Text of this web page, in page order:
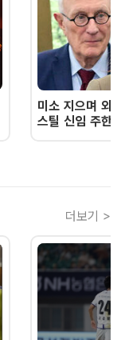
미소 지으며 외
스틸 신임 주한
더보기 >